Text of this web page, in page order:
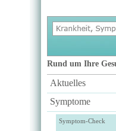
Rund um Ihre
Aktuelles
Symptome
Symptom-Check